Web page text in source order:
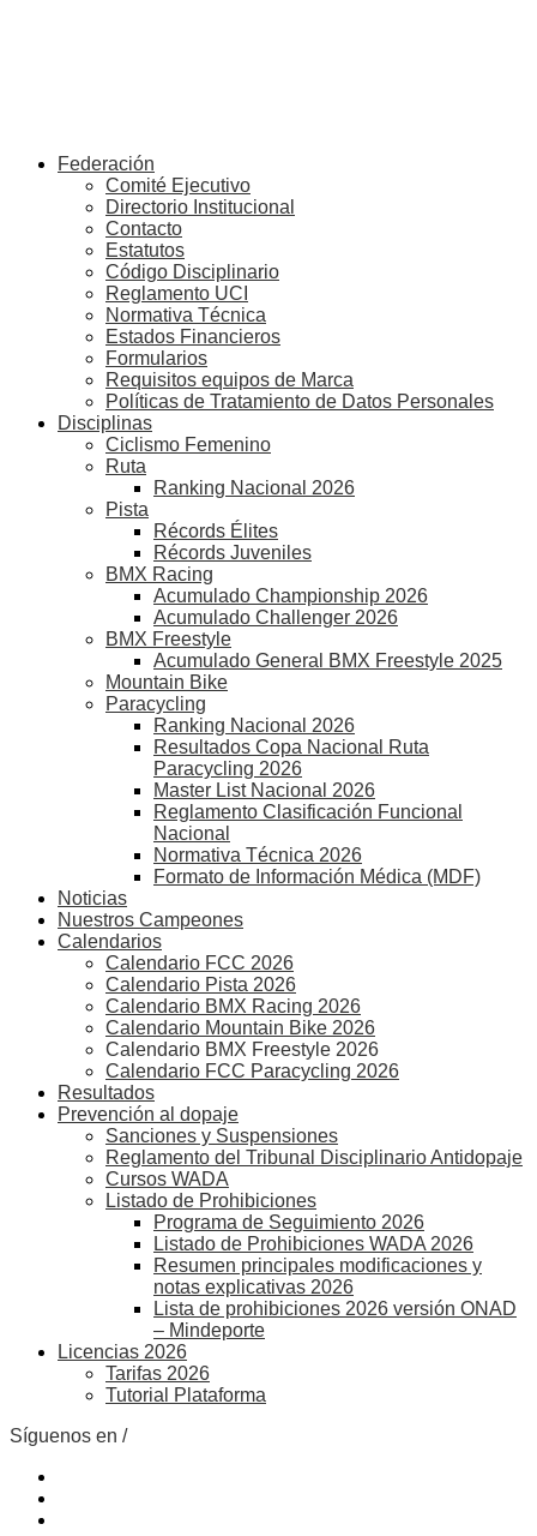
Federación
Comité Ejecutivo
Directorio Institucional
Contacto
Estatutos
Código Disciplinario
Reglamento UCI
Normativa Técnica
Estados Financieros
Formularios
Requisitos equipos de Marca
Políticas de Tratamiento de Datos Personales
Disciplinas
Ciclismo Femenino
Ruta
Ranking Nacional 2026
Pista
Récords Élites
Récords Juveniles
BMX Racing
Acumulado Championship 2026
Acumulado Challenger 2026
BMX Freestyle
Acumulado General BMX Freestyle 2025
Mountain Bike
Paracycling
Ranking Nacional 2026
Resultados Copa Nacional Ruta
Paracycling 2026
Master List Nacional 2026
Reglamento Clasificación Funcional
Nacional
Normativa Técnica 2026
Formato de Información Médica (MDF)
Noticias
Nuestros Campeones
Calendarios
Calendario FCC 2026
Calendario Pista 2026
Calendario BMX Racing 2026
Calendario Mountain Bike 2026
Calendario BMX Freestyle 2026
Calendario FCC Paracycling 2026
Resultados
Prevención al dopaje
Sanciones y Suspensiones
Reglamento del Tribunal Disciplinario Antidopaje
Cursos WADA
Listado de Prohibiciones
Programa de Seguimiento 2026
Listado de Prohibiciones WADA 2026
Resumen principales modificaciones y
notas explicativas 2026
Lista de prohibiciones 2026 versión ONAD
– Mindeporte
Licencias 2026
Tarifas 2026
Tutorial Plataforma
Síguenos en /